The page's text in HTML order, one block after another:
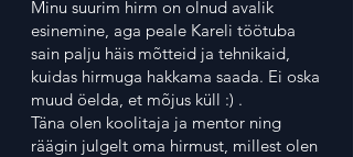
Minu suurim hirm on olnud avalik
esinemine, aga peale Kareli töötuba
sain palju häis mõtteid ja tehnikaid,
kuidas hirmuga hakkama saada. Ei oska
muud öelda, et mõjus küll :) .
Täna olen koolitaja ja mentor ning
räägin julgelt oma hirmust, millest olen